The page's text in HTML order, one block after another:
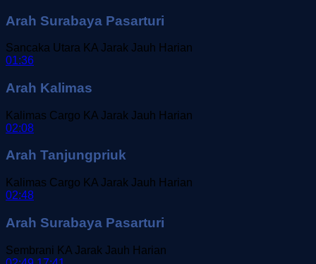
Arah Surabaya Pasarturi
Sancaka Utara KA Jarak Jauh Harian
01:36
Arah Kalimas
Kalimas Cargo KA Jarak Jauh Harian
02:08
Arah Tanjungpriuk
Kalimas Cargo KA Jarak Jauh Harian
02:48
Arah Surabaya Pasarturi
Sembrani KA Jarak Jauh Harian